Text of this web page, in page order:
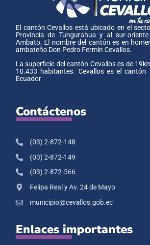
El cantón Cevallos está ubicado en el
Provincia de Tungurahua y al sur-
Ambato. El nombre del cantón es en
ambateño Don Pedro Fermín Cevallos.
La superficie del cantón Cevallos es de
10.433 habitantes. Cevallos es el cantón
Ecuador
Contáctenos
(03) 2-872-148
(03) 2-872-149
(03) 2-872-566
Felipa Real y Av. 24 de Mayo
municipio@cevallos.gob.ec
Enlaces importantes